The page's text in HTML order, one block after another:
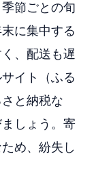
節ごとの旬
に集中する
、配送も遅
イト（ふる
と納税な
しょう。寄
め、紛失し